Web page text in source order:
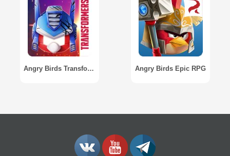
Angry Birds Transformers Angry Birds Epic RPG